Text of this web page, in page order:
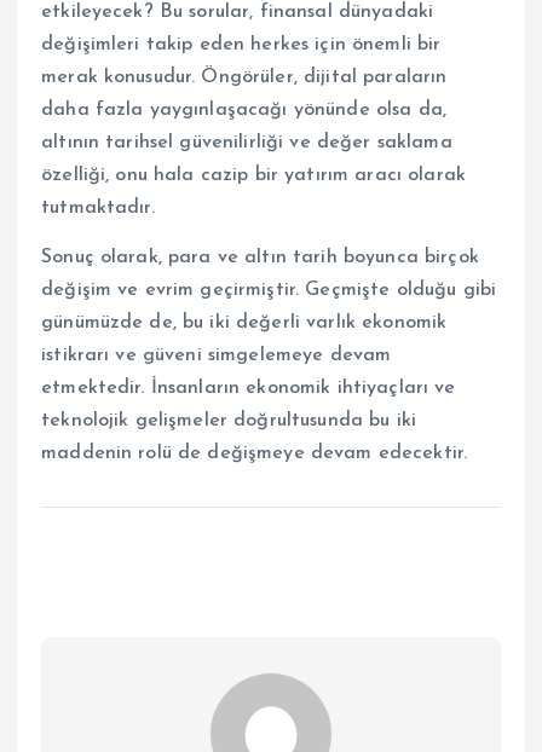
etkileyecek? Bu sorular, finansal dünyadaki
değişimleri takip eden herkes için önemli bir
merak konusudur. Öngörüler, dijital paraların
daha fazla yaygınlaşacağı yönünde olsa da,
altının tarihsel güvenilirliği ve değer saklama
özelliği, onu hala cazip bir yatırım aracı olarak
tutmaktadır.
Sonuç olarak, para ve altın tarih boyunca birçok
değişim ve evrim geçirmiştir. Geçmişte olduğu gibi
günümüzde de, bu iki değerli varlık ekonomik
istikrarı ve güveni simgelemeye devam
etmektedir. İnsanların ekonomik ihtiyaçları ve
teknolojik gelişmeler doğrultusunda bu iki
maddenin rolü de değişmeye devam edecektir.